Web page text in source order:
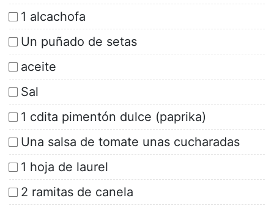
1 alcachofa
Un puñado de setas
aceite
Sal
1 cdita pimentón dulce (paprika)
Una salsa de tomate unas cucharadas
1 hoja de laurel
2 ramitas de canela